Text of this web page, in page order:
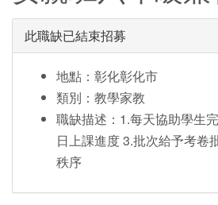
此職缺已結束招募
地點：彰化彰化市
類別：教學家教
職缺描述：1.每天協助學生
日上課進度 3.批次給予考卷
秩序